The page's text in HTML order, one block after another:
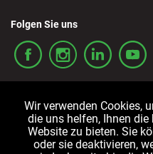
Folgen Sie uns
Allgemeine
Wir verwenden Cookies,
die uns helfen, Ihnen
Website zu bieten. Sie
oder sie deaktivieren,